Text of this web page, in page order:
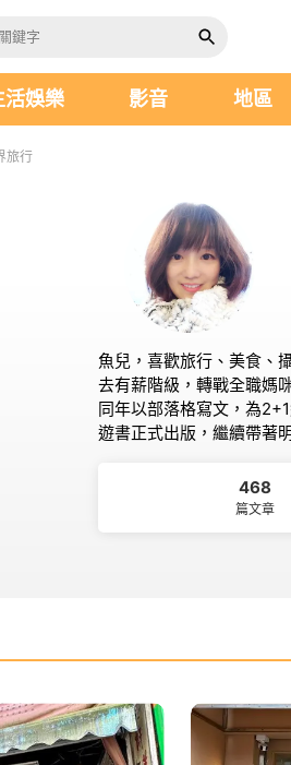
活娛樂 影音 地區
旅行
魚兒，喜歡旅行、美食、
去有薪階級，轉戰全職媽
同年以部落格寫文，為
遊書正式出版，繼續帶著
468
篇文章